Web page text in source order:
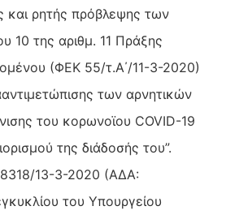
και ρητής πρόβλεψης των
10 της αριθμ. 11 Πράξης
(ΦΕΚ 55/τ.Α΄/11-3-2020)
των αρνητικών
του κορωνοϊου COVID-19
της διάδοσής του”.
13-3-2020 (ΑΔΑ:
του Υπουργείου